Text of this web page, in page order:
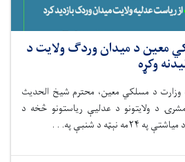
معین د میدان وردګ ولایت د
وکړه
وزارت د مسلکي معین، محترم شیخ الحدیث
د ولایتونو د عدلیې ریاستونو څخه د
میاشتې په ۲۴مه نېټه د شنبې په. . .